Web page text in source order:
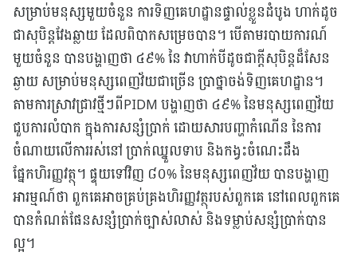
សម្រាប់មនុស្សមួយចំនួន ការទិញគេហដ្ឋានផ្ទាល់ខ្លួនដំបូង ហាក់ដូច
ជាសុបិន្តវែងឆ្លាយ ដែលពិបាកសម្រេចបាន។ បើតាមរបាយការណ៍
មួយចំនួន បានបង្ហាញថា ៤៩% នៃ វាហាក់បីដូចជាក្តីសុបិន្តដ៏សែន
ឆ្ងាយ សម្រាប់មនុស្សពេញវ័យជាច្រើន ប្រាថ្នាចង់ទិញគេហដ្ឋាន។
តាមការស្រាវជ្រាវថ្មីៗពីPIDM បង្ហាញថា ៤៩% នៃមនុស្សពេញវ័យ
ជួបការលំបាក ក្នុងការសន្សំប្រាក់ ដោយសារបញ្ហាកំណើន នៃការ
ចំណាយលើការរស់នៅ ប្រាក់ឈ្នួលទាប និងកង្វះចំណេះដឹង
ផ្នែកហិរញ្ញវត្ថុ។ ផ្ទុយទៅវិញ ៨០% នៃមនុស្សពេញវ័យ បានបង្ហាញ
អារម្មណ៍ថា ពួកគេអាចគ្រប់គ្រងហិរញ្ញវត្ថុរបស់ពួកគេ នៅពេលពួកគេ
បានកំណត់ផែនសន្សំប្រាក់ច្បាស់លាស់ និងទម្លាប់សន្សំប្រាក់បាន
ល្អ។